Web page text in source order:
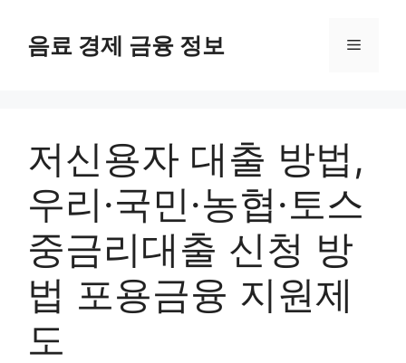
음료 경제 금융 정보 메
저신용자 대출 방법,
우리·국민·농협·토스
중금리대출 신청 방
법 포용금융 지원제
도